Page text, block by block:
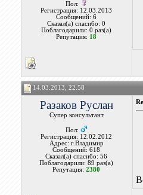
Пол:
Регистрация: 12.03.2013
Сообщений: 6
Сказал(а) спасибо: 0
Поблагодарили: 0 раз(а)
Репутация: 18
14.03.2013, 22:58
Разаков Руслан
Супер консультант
Пол:
Регистрация: 12.02.2012
Адрес: г.Владимир
Сообщений: 618
Сказал(а) спасибо: 56
Поблагодарили: 89 раз(а)
Репутация:2380